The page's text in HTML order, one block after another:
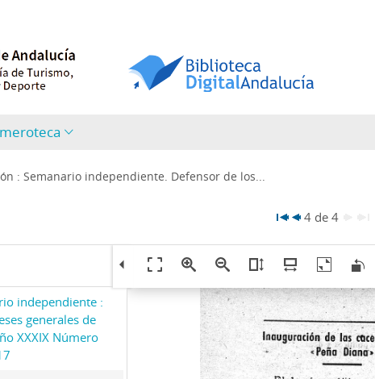
: Semanario independiente. Defensor de los...
4 de 4
independiente :
generales de
XXXIX Número